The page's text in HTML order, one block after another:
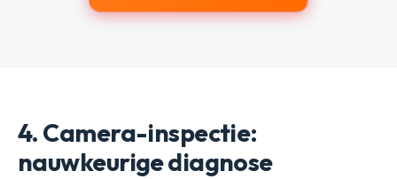
4. Camera-inspectie:
nauwkeurige diagnose